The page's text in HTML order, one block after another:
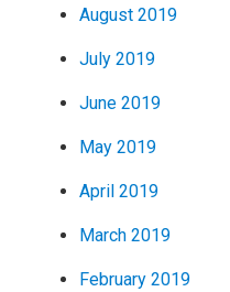
August 2019
July 2019
June 2019
May 2019
April 2019
March 2019
February 2019